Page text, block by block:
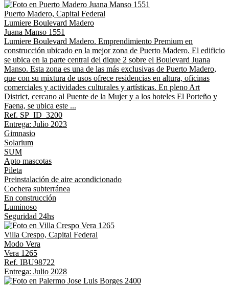
Puerto Madero, Capital Federal
Lumiere Boulevard Madero
Juana Manso 1551
Lumiere Boulevard Madero. Emprendimiento Premium en
construcción ubicado en la mejor zona de Puerto Madero. El edificio
se ubica en la parte central del dique 2 sobre el Boulevard Juana
Manso. Esta zona es una de las más exclusivas de Puerto Madero,
que con su mixtura de usos ofrece residencias en altura, oficinas
comerciales y actividades culturales y artísticas. En pleno Art
District, cercano al Puente de la Mujer y a los hoteles El Porteño y
Faena, se ubica este ...
Ref. SP_ID_3200
Entrega: Julio 2023
Gimnasio
Solarium
SUM
Apto mascotas
Pileta
Preinstalación de aire acondicionado
Cochera subterránea
En construcción
Luminoso
Seguridad 24hs
Villa Crespo, Capital Federal
Modo Vera
Vera 1265
Ref. IBU98722
Entrega: Julio 2028